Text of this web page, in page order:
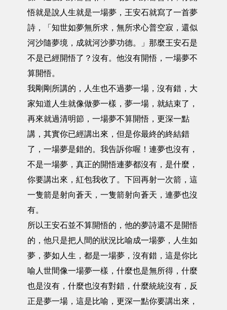
悟就是說人生就是一場夢，王安石就寫了一首夢
詩，「知世如夢無所求，無所求心普空寂，還似
河沙隨夢境，成就河沙夢功德。」那麼王安石是
不是已經開悟了？沒有。他沒有開悟，一場夢不
算開悟。
我剛剛所講的，人生也不過夢一場，沒有錯，大
家知道人生就像做夢一樣，夢一場，就結束了，
再來就過清明節，一場夢不算開悟，更深一點
講，其實你已經講出來，但是你最終的終結錯
了，一場夢是錯的。我告訴你喔！連夢也沒有，
不是一場夢，真正的開悟連夢都沒有，是什麼，
你要講出來，紅包我收了。下回再射一次箭，這
一隻箭是射向蒼天，一隻箭射向蒼天，連夢也沒
有。
所以王安石並不算開悟的，他的夢詩還不是開悟
的，他只是把人間的狀況比喻成一場夢，人生如
夢，夢如人生，都是一場夢，沒有錯，這是你比
喻人世間像一場夢一樣，什麼也是無所得，什麼
也是沒有，什麼也沒有對錯，什麼統統沒有，反
正是夢一場，這是比喻，更深一點你要講出來，